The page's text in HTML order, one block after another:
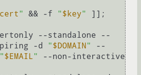
" && -f "$key"
-d
"$DOMAIN"
--
"$EMAIL"
--non-interactive